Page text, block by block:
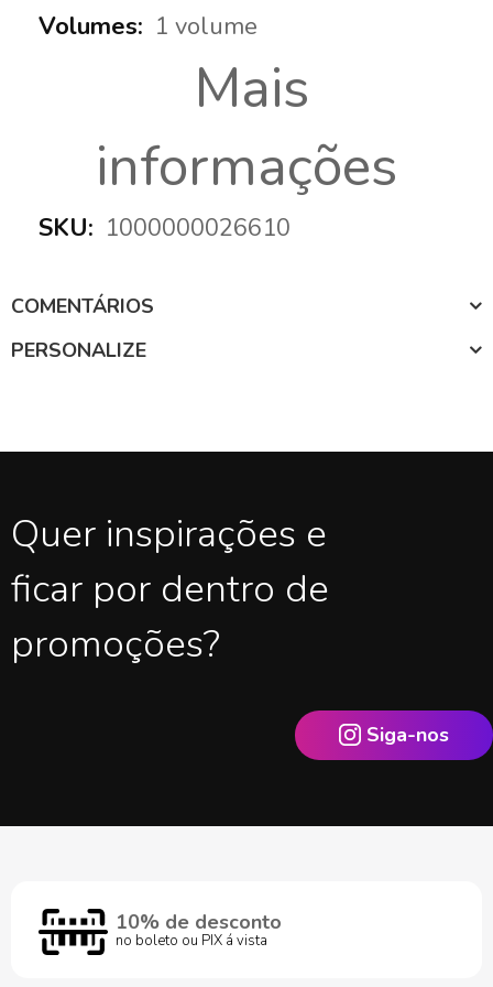
1 volume
Mais
informações
1000000026610
COMENTÁRIOS
PERSONALIZE
Quer inspirações e
ficar por dentro de
promoções?
Siga-nos
10% de desconto
no boleto ou PIX á vista